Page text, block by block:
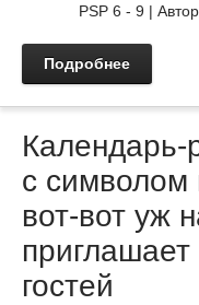
PSP 6 - 9 |
Подробнее
Календарь-
с символом
вот-вот уж
гостей